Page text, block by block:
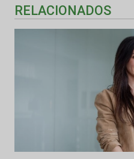
RELACIONADOS